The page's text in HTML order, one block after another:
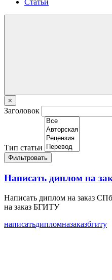
Статьи
×
Заголовок
Тип статьи
Фильтровать
Написать диплом на
Написать диплом на заказ
на заказ БГИТУ
написатьдипломназаказбгиту